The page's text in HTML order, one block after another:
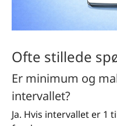
Ofte stillede
Er minimum og
intervallet?
Ja. Hvis intervallet er 1